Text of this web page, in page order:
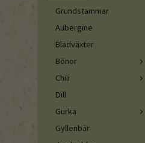
Grundstammar
Aubergine
Bladväxter
Bönor
Chili
Dill
Gurka
Gyllenbär